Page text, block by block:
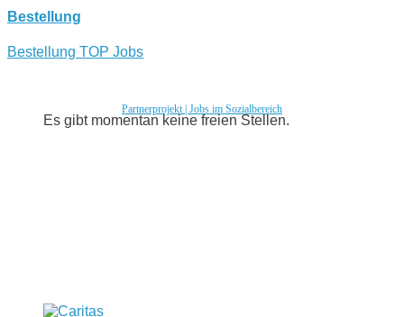
Bestellung
Bestellung TOP Jobs
Partnerprojekt | Jobs im Sozialbereich
Es gibt momentan keine freien Stellen.